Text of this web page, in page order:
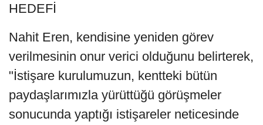
HEDEFİ
Nahit Eren, kendisine yeniden görev
verilmesinin onur verici olduğunu belirterek,
"İstişare kurulumuzun, kentteki bütün
paydaşlarımızla yürüttüğü görüşmeler
sonucunda yaptığı istişareler neticesinde